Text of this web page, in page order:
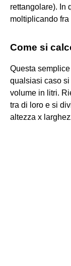
rettangolare). In
moltiplicando
Come si
Questa
qualsiasi caso si
volume in litri.
tra di loro e si
altezza x